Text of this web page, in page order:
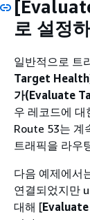
로 설정
일반적으로 트
Target Health
가(Evaluate
우 레코드에 대
Route 53는 계
트래픽을 라우
다음 예제에서
연결되었지만
대해 [